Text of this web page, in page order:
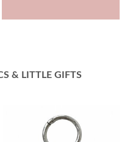
& LITTLE GIFTS